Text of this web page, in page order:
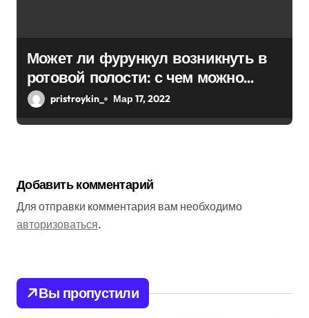
Может ли фурункул возникнуть в
ротовой полости: с чем можно
спутать чирей
pristroykin_ Мар 17, 2022
Добавить комментарий
Для отправки комментария вам необходимо
авторизоваться.
Вы пропустили